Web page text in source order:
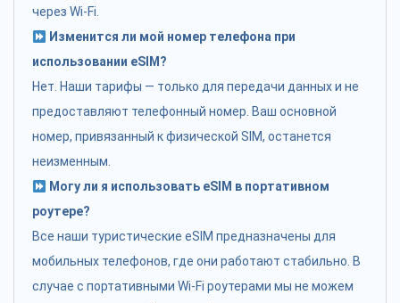
через Wi-Fi.
Изменится ли мой номер телефона при
использовании eSIM?
Нет. Наши тарифы — только для передачи данных и не
предоставляют телефонный номер. Ваш основной
номер, привязанный к физической SIM, останется
неизменным.
Могу ли я использовать eSIM в портативном
роутере?
Все наши туристические eSIM предназначены для
мобильных телефонов, где они работают стабильно. В
случае с портативными Wi-Fi роутерами мы не можем